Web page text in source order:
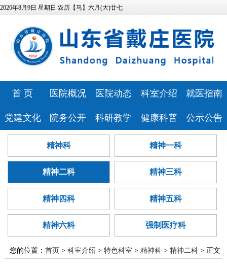
2026年8月9日 星期日 农历【马】六月(大)廿七
首 页 医院概况
医院简介
领导班子
发展历程
医疗资源
医院位置
医院动态
医院新闻
媒体报道
科室介绍
特色科室
心理健康中
心
医技科室
就医指南
专家风采
预约挂号
药事咨询
党建文化
历史纪念馆
青年文明号
院务公开
信息公开
服务指南
信访投诉
预算公开
科研教学
继续教育
住院医师规
员会
国家药物临
健康科普
讲座报告
病友心声
心理云讲堂
公示公告
人事招聘
精神科 精神一科
精神二科 精神三科
精神四科 精神五科
精神六科 强制医疗科
您的位置： 首页 > 科室介绍 > 特色科室 > 精神科> 精神二科> 正文